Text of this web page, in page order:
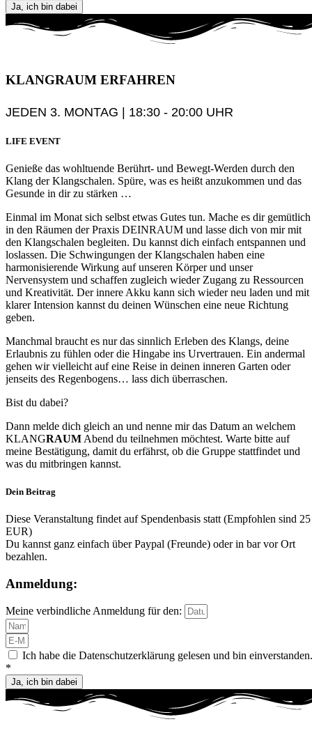
Ja, ich bin dabei
KLANGRAUM ERFAHREN
JEDEN 3. MONTAG | 18:30 - 20:00 UHR
LIFE EVENT
Genieße das wohltuende Berührt- und Bewegt-Werden durch den
Klang der Klangschalen. Spüre, was es heißt anzukommen und das
Gesunde in dir zu stärken …
Einmal im Monat sich selbst etwas Gutes tun. Mache es dir gemütlich
in den Räumen der Praxis DEINRAUM und lasse dich von mir mit
den Klangschalen begleiten. Du kannst dich einfach entspannen und
loslassen. Die Schwingungen der Klangschalen haben eine
harmonisierende Wirkung auf unseren Körper und unser
Nervensystem und schaffen zugleich wieder Zugang zu Ressourcen
und Kreativität. Der innere Akku kann sich wieder neu laden und mit
klarer Intension kannst du deinen Wünschen eine neue Richtung
geben.
Manchmal braucht es nur das sinnlich Erleben des Klangs, deine
Erlaubnis zu fühlen oder die Hingabe ins Urvertrauen. Ein andermal
gehen wir vielleicht auf eine Reise in deinen inneren Garten oder
jenseits des Regenbogens… lass dich überraschen.
Bist du dabei?
Dann melde dich gleich an und nenne mir das Datum an welchem
KLANGRAUMAbend du teilnehmen möchtest. Warte bitte auf
meine Bestätigung, damit du erfährst, ob die Gruppe stattfindet und
was du mitbringen kannst.
Dein Beitrag
Diese Veranstaltung findet auf Spendenbasis statt (Empfohlen sind 25
EUR)
Du kannst ganz einfach über Paypal (Freunde) oder in bar vor Ort
bezahlen.
Anmeldung:
Meine verbindliche Anmeldung für den:
Ich habe die Datenschutzerklärung gelesen und bin einverstanden.
*
Ja, ich bin dabei